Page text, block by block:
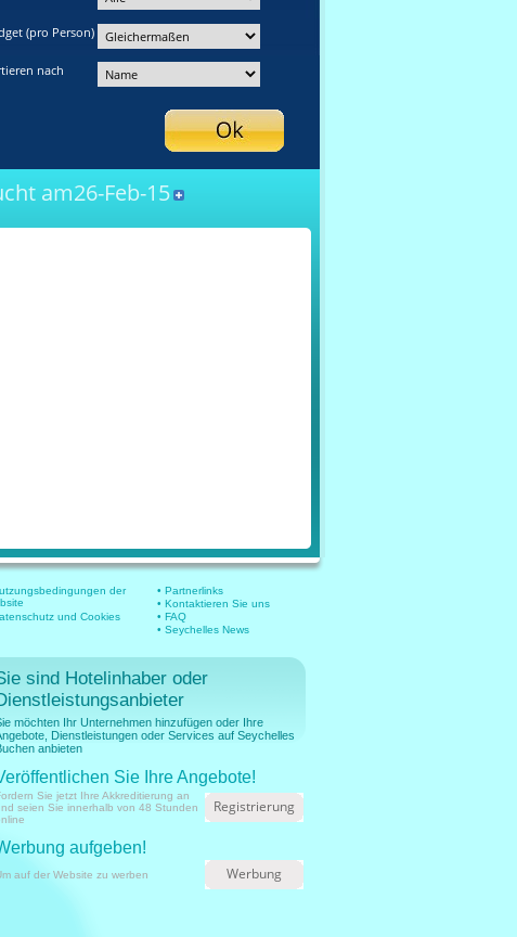
(pro Person)
nach
am26-Feb-15
der
und Cookies
• Partnerlinks
• Kontaktieren Sie uns
• FAQ
• Seychelles News
sind Hotelinhaber oder
möchten Ihr Unternehmen hinzufügen oder Ihre
Dienstleistungen oder Services auf Seychelles
anbieten
Sie Ihre Angebote!
Sie jetzt Ihre Akkreditierung an
seien Sie innerhalb von 48 Stunden
Registrierung
aufgeben!
auf der Website zu werben Werbung